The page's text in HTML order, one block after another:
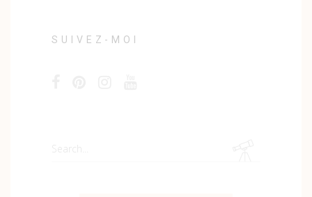
SUIVEZ-MOI
Search